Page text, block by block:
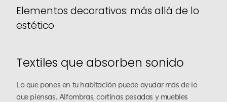
Elementos decorativos: más allá de lo
estético
Textiles que absorben sonido
Lo que pones en tu habitación puede ayudar más de lo
que piensas. Alfombras, cortinas pesadas y muebles